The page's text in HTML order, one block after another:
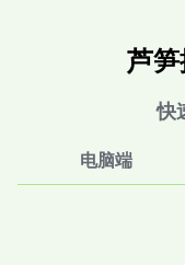
芦
快
电脑端